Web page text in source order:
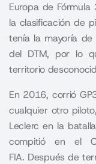
Europa de
la clasificación de
tenía la mayoría
del DTM, por lo
territorio
En 2016, corrió
cualquier otro
Leclerc en la
compitió en el
FIA. Después de